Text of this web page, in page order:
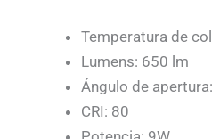
Temperatura de
Lumens: 650 lm
Ángulo de
CRI: 80